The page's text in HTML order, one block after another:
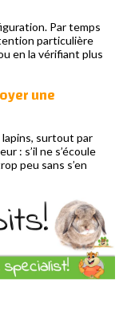
Par temps
particulière
en la vérifiant plus
une
surtout par
: s’il ne s’écoule
peu sans s’en